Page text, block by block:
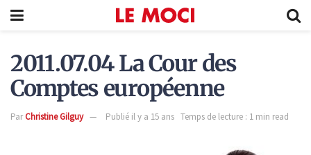
2011.07.04 La Cour des
Comptes européenne
ParChristine Gilguy Publié il y a 15 ans Temps de lecture : 1 min read